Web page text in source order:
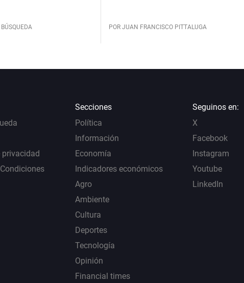
POR JUAN FRANCISCO PITTALUGA
privacidad
Secciones
Política
Información
Economía
Indicadores económicos
Agro
Ambiente
Cultura
Deportes
Tecnología
Opinión
Financial times
Seguinos en:
X
Facebook
Instagram
Youtube
LinkedIn